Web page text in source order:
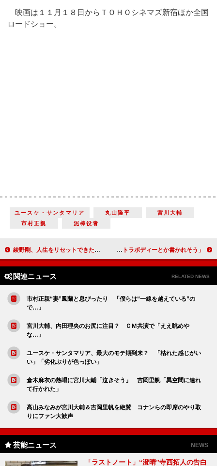
映画は１１月１８日からＴＯＨＯシネマズ新宿ほか全国
ロードショー。
ユースケ・サンタマリア 丸山隆平
宮川大輔
市村正親
泥棒役者
綾野剛、人生をリセットできたら「学園モノをやりたい」 佐藤健は「せっかくリセットするなら芝居以外のことを…」 杉浦太陽、娘の“芸能界入り”には消極的？ 水着姿を「ウルトラボディーとか書かれそう」
関連ニュース RELATED NEWS
市村正親“妻”鳳蘭と息ぴったり 「僕らは“一線を越えている”の
で…」
宮川大輔、内田理央のお尻に注目？ ＣＭ共演で「ええ眺めや
な…」
ユースケ・サンタマリア、最大のモテ期到来？ 「枯れた感じがい
い」「劣化ぶりが色っぽい」
倉木麻衣の熱唱に宮川大輔「泣きそう」 吉岡里帆「異空間に連れ
て行かれた」
高山みなみが宮川大輔＆吉岡里帆を絶賛 コナンらの即席のやり取
りにファン大歓声
芸能ニュース NEWS
「ラストノート」“澄晴”寺西拓人の告白